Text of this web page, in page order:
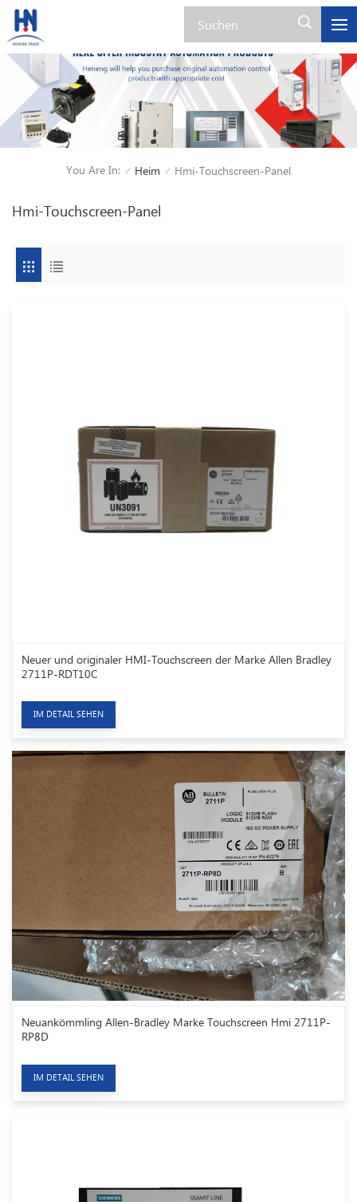
You Are In: / Heim / Hmi-Touchscreen-Panel
Hmi-Touchscreen-Panel
Neuer und originaler HMI-Touchscreen der Marke Allen Bradley
2711P-RDT10C
IM DETAIL SEHEN
Neuankömmling Allen-Bradley Marke Touchscreen Hmi 2711P-
RP8D
IM DETAIL SEHEN